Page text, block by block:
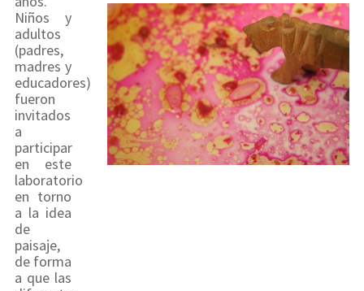
Niños y
adultos
(padres,
madres y
educadores)
fueron
invitados
a
participar
en este
laboratorio
en torno
a la idea
de
paisaje,
de forma
a que las